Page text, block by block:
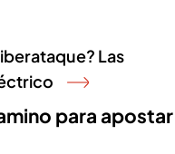
Las
para apostar